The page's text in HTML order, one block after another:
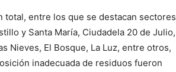
entre los que se destacan sectores
y Santa María, Ciudadela 20 de Julio,
Nieves, El Bosque, La Luz, entre otros,
inadecuada de residuos fueron